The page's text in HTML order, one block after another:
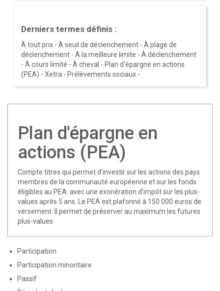
Derniers termes définis :
À tout prix- À seuil de déclenchement- À plage de
déclenchement- À la meilleure limite - À déclenchement
- À cours limité - À cheval - Plan d'épargne en actions
(PEA) - Xetra - Prélèvements sociaux-
Plan d'épargne en
actions (PEA)
Compte titres qui permet d'investir sur les actions des pays
membres de la communauté européenne et sur les fonds
éligibles au PEA. avec une exonération d'impôt sur les plus-
values après 5 ans. Le PEA est plafonné à 150 000 euros de
versement. Il permet de préserver au maximum les futures
plus-values
Participation
Participation minoritaire
Passif